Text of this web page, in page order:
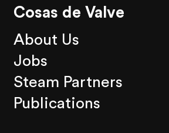
Cosas de Valve
About Us
Jobs
Steam Partners
Publications